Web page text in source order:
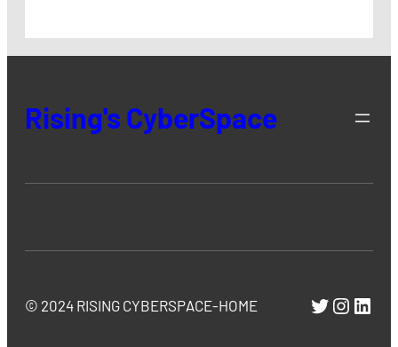
Rising's CyberSpace
© 2024 RISING CYBERSPACE-HOME Twitter